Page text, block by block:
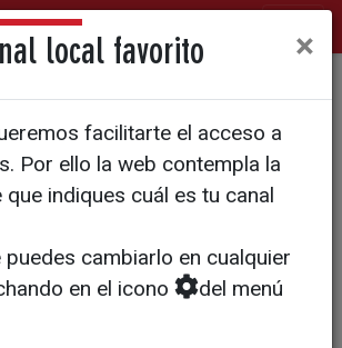
especial
de EPOC
que afecta a 3
local favorito ×
facilitarte el acceso a
Por ello la web contempla la
indiques cuál es tu canal
puedes cambiarlo en cualquier
en el icono
del menú